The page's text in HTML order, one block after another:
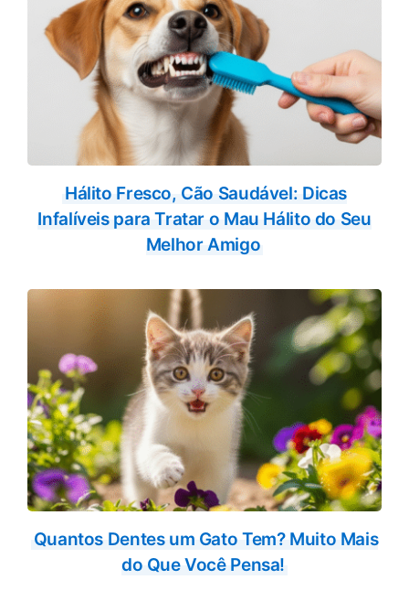
Hálito Fresco, Cão Saudável: Dicas
Infalíveis para Tratar o Mau Hálito do Seu
Melhor Amigo
Quantos Dentes um Gato Tem? Muito Mais
do Que Você Pensa!